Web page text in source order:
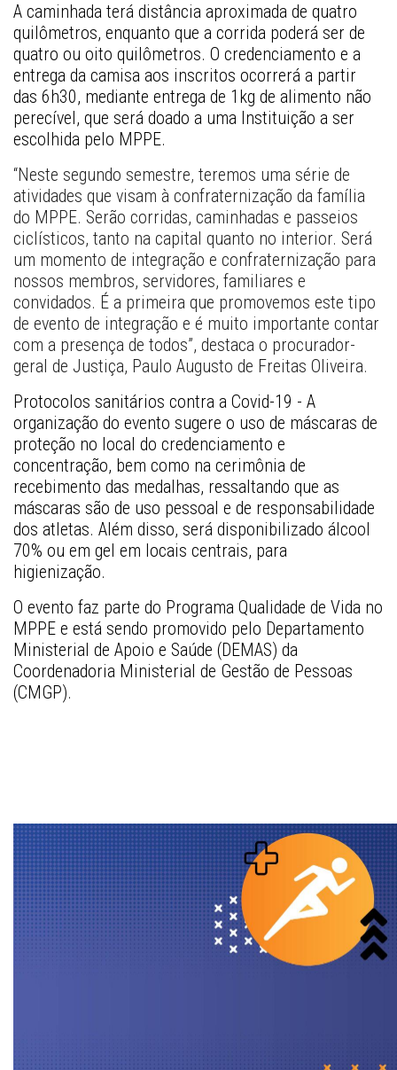
A caminhada terá distância aproximada de quatro
quilômetros, enquanto que a corrida poderá ser de
quatro ou oito quilômetros. O credenciamento e a
entrega da camisa aos inscritos ocorrerá a partir
das 6h30, mediante entrega de 1kg de alimento não
perecível, que será doado a uma Instituição a ser
escolhida pelo MPPE.
“Neste segundo semestre, teremos uma série de
atividades que visam à confraternização da família
do MPPE. Serão corridas, caminhadas e passeios
ciclísticos, tanto na capital quanto no interior. Será
um momento de integração e confraternização para
nossos membros, servidores, familiares e
convidados. É a primeira que promovemos este tipo
de evento de integração e é muito importante contar
com a presença de todos”, destaca o procurador-
geral de Justiça, Paulo Augusto de Freitas Oliveira.
Protocolos sanitários contra a Covid-19 - A
organização do evento sugere o uso de máscaras de
proteção no local do credenciamento e
concentração, bem como na cerimônia de
recebimento das medalhas, ressaltando que as
máscaras são de uso pessoal e de responsabilidade
dos atletas. Além disso, será disponibilizado álcool
70% ou em gel em locais centrais, para
higienização.
O evento faz parte do Programa Qualidade de Vida no
MPPE e está sendo promovido pelo Departamento
Ministerial de Apoio e Saúde (DEMAS) da
Coordenadoria Ministerial de Gestão de Pessoas
(CMGP).